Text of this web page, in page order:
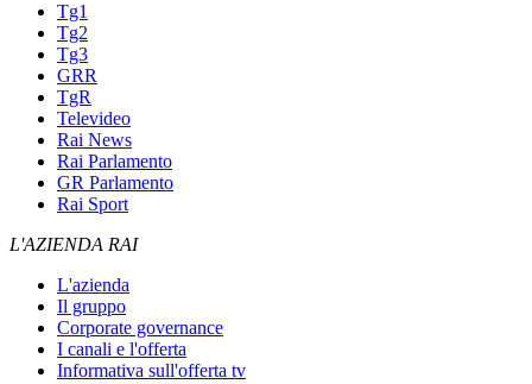
Tg1
Tg2
Tg3
GRR
TgR
Televideo
Rai News
Rai Parlamento
GR Parlamento
Rai Sport
L'AZIENDA RAI
L'azienda
Il gruppo
Corporate governance
I canali e l'offerta
Informativa sull'offerta tv